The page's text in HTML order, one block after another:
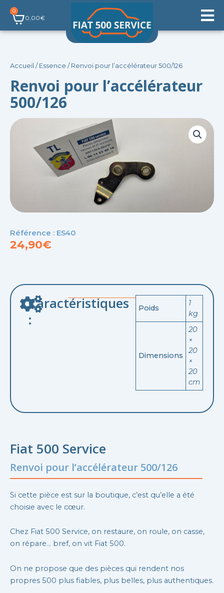
Aller
contenu
0,00€
0
Panier
Accueil /Essence / Renvoi pour l’accélérateur 500/126
Renvoi pour l’accélérateur
500/126
Référence : ES40
24,90€
Caractéristiques
:
Poids
1
kg
Dimensions
20
×
20
×
20
cm
Fiat 500 Service
Renvoi pour l’accélérateur 500/126
Si cette pièce est sur la boutique, c’est qu’elle a été
choisie avec le cœur.
Chez Fiat 500 Service, on restaure, on roule, on casse,
on répare… bref, on vit Fiat 500.
On ne propose que des pièces qui rendent nos
propres 500 plus fiables, plus belles, plus authentiques.